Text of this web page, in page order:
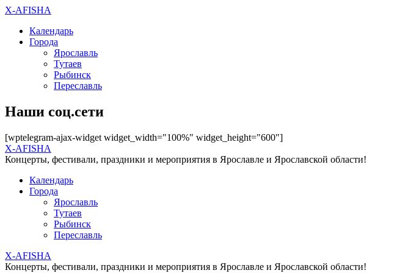
X-AFISHA
Календарь
Города
Ярославль
Тутаев
Рыбинск
Переславль
Наши соц.сети
[wptelegram-ajax-widget widget_width="100%" widget_height="600"]
X-AFISHA
Концерты, фестивали, праздники и мероприятия в Ярославле и Ярославской области!
Календарь
Города
Ярославль
Тутаев
Рыбинск
Переславль
X-AFISHA
Концерты, фестивали, праздники и мероприятия в Ярославле и Ярославской области!